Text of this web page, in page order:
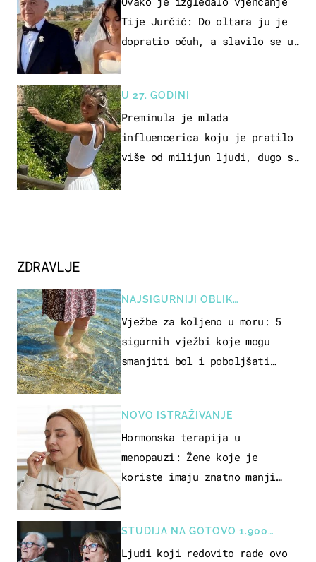
Tije Jurčić: Do oltara ju je
dopratio očuh, a slavilo se uz
U 27. GODINI
Preminula je mlada
influencerica koju je pratilo
više od milijun ljudi, dugo se
ZDRAVLJE
NAJSIGURNIJI OBLIK
REKREACIJE
Vježbe za koljeno u moru: 5
sigurnih vježbi koje mogu
smanjiti bol i poboljšati
NOVO ISTRAŽIVANJE
Hormonska terapija u
menopauzi: Žene koje je
koriste imaju znatno manji
STUDIJA NA GOTOVO 1.900
OSOBA
Ljudi koji redovito rade ovo